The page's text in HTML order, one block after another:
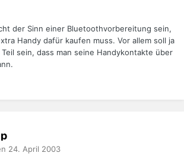
der Sinn einer Bluetoothvorbereitung sein,
Handy dafür kaufen muss. Vor allem soll ja
sein, dass man seine Handykontakte über
24. April 2003